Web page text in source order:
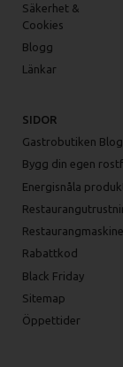
Säkerhet &
Cookies
Blogg
Länkar
SIDOR
Gastrobutiken
Bygg din egen
Energisnåla
Rabattkod
Black Friday
Sitemap
Öppettider